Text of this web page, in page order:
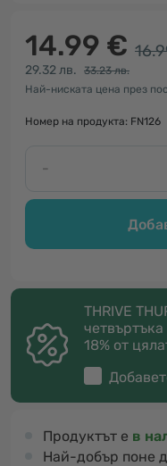
14.99 €
29.32 лв.
33.23 лв.
Най-ниската цена през
Номер на продукта: FN126
-
THRIVE
18% от
Продуктът е в
Най-добър поне